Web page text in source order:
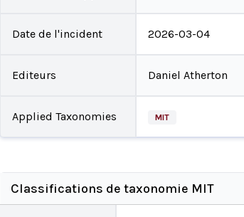
Date de l'incident 2026-03-04
Editeurs Daniel Atherton
Applied Taxonomies MIT
Classifications de taxonomie MIT